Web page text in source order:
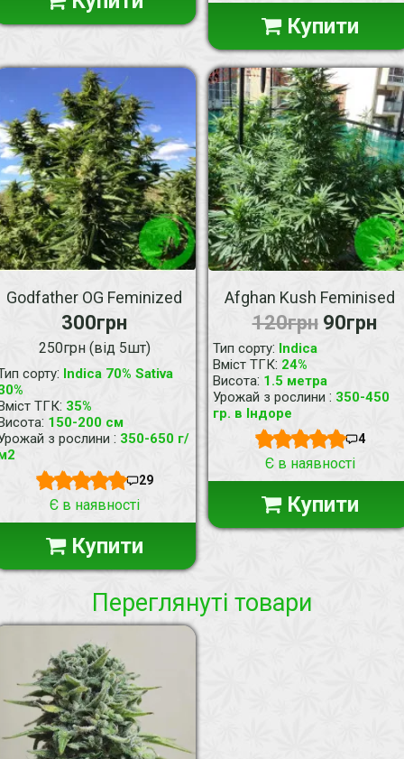
Купити
Godfather OG Feminized
300грн
250грн (від 5шт)
сорту: Indica 70% Sativa
ТГК: 35%
: 150-200 см
з рослини : 350-650 г/
29
Є в наявності
Купити
Afghan Kush Feminised
120грн 90грн
Тип сорту: Indica
Вміст ТГК: 24%
Висота: 1.5 метра
Урожай з рослини : 350-450
гр. в Індоре
4
Є в наявності
Купити
Переглянуті товари